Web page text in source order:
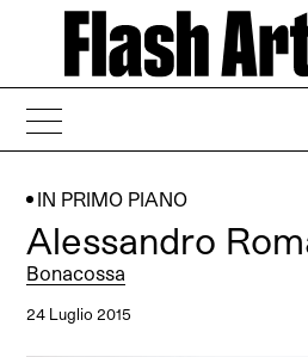
IN PRIMO PIANO
Alessandro
Bonacossa
24 Luglio 2015